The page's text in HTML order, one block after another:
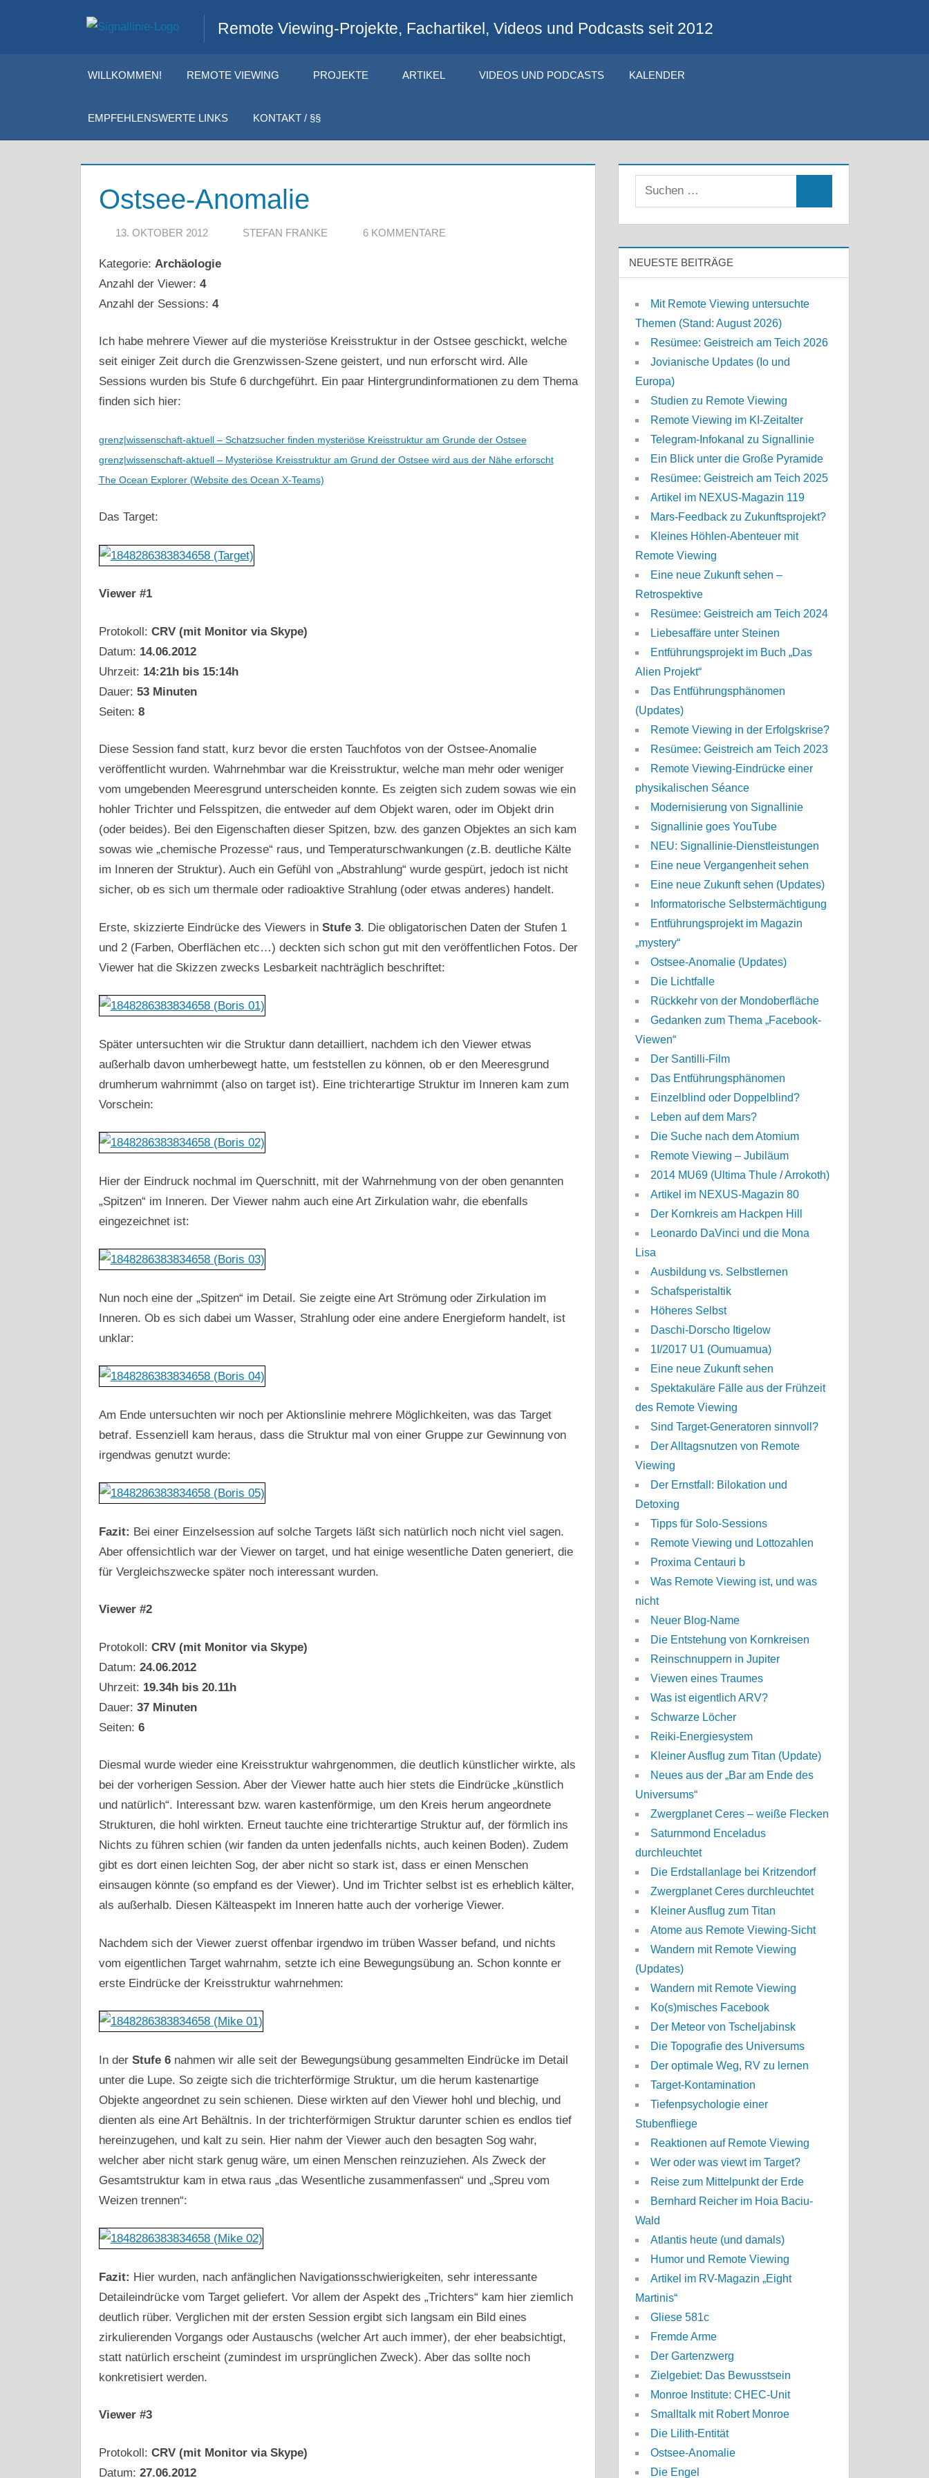
Remote Viewing-Projekte, Fachartikel, Videos und Podcasts seit 2012
WILLKOMMEN! REMOTE VIEWING PROJEKTE ARTIKEL VIDEOS UND PODCASTS KALENDER
EMPFEHLENSWERTE LINKS KONTAKT / §§
Ostsee-Anomalie
13. OKTOBER 2012 STEFAN FRANKE 6 KOMMENTARE
Kategorie: Archäologie
Anzahl der Viewer: 4
Anzahl der Sessions: 4
Ich habe mehrere Viewer auf die mysteriöse Kreisstruktur in der Ostsee geschickt, welche
seit einiger Zeit durch die Grenzwissen-Szene geistert, und nun erforscht wird. Alle
Sessions wurden bis Stufe 6 durchgeführt. Ein paar Hintergrundinformationen zu dem Thema
finden sich hier:
grenz|wissenschaft-aktuell – Schatzsucher finden mysteriöse Kreisstruktur am Grunde der Ostsee
grenz|wissenschaft-aktuell – Mysteriöse Kreisstruktur am Grund der Ostsee wird aus der Nähe erforscht
The Ocean Explorer (Website des Ocean X-Teams)
Das Target:
Viewer #1
Protokoll: CRV (mit Monitor via Skype)
Datum: 14.06.2012
Uhrzeit: 14:21h bis 15:14h
Dauer: 53 Minuten
Seiten: 8
Diese Session fand statt, kurz bevor die ersten Tauchfotos von der Ostsee-Anomalie
veröffentlicht wurden. Wahrnehmbar war die Kreisstruktur, welche man mehr oder weniger
vom umgebenden Meeresgrund unterscheiden konnte. Es zeigten sich zudem sowas wie ein
hohler Trichter und Felsspitzen, die entweder auf dem Objekt waren, oder im Objekt drin
(oder beides). Bei den Eigenschaften dieser Spitzen, bzw. des ganzen Objektes an sich kam
sowas wie „chemische Prozesse“ raus, und Temperaturschwankungen (z.B. deutliche Kälte
im Inneren der Struktur). Auch ein Gefühl von „Abstrahlung“ wurde gespürt, jedoch ist nicht
sicher, ob es sich um thermale oder radioaktive Strahlung (oder etwas anderes) handelt.
Erste, skizzierte Eindrücke des Viewers in Stufe 3. Die obligatorischen Daten der Stufen 1
und 2 (Farben, Oberflächen etc…) deckten sich schon gut mit den veröffentlichen Fotos. Der
Viewer hat die Skizzen zwecks Lesbarkeit nachträglich beschriftet:
Später untersuchten wir die Struktur dann detailliert, nachdem ich den Viewer etwas
außerhalb davon umherbewegt hatte, um feststellen zu können, ob er den Meeresgrund
drumherum wahrnimmt (also on target ist). Eine trichterartige Struktur im Inneren kam zum
Vorschein:
Hier der Eindruck nochmal im Querschnitt, mit der Wahrnehmung von der oben genannten
„Spitzen“ im Inneren. Der Viewer nahm auch eine Art Zirkulation wahr, die ebenfalls
eingezeichnet ist:
Nun noch eine der „Spitzen“ im Detail. Sie zeigte eine Art Strömung oder Zirkulation im
Inneren. Ob es sich dabei um Wasser, Strahlung oder eine andere Energieform handelt, ist
unklar:
Am Ende untersuchten wir noch per Aktionslinie mehrere Möglichkeiten, was das Target
betraf. Essenziell kam heraus, dass die Struktur mal von einer Gruppe zur Gewinnung von
irgendwas genutzt wurde:
Fazit: Bei einer Einzelsession auf solche Targets läßt sich natürlich noch nicht viel sagen.
Aber offensichtlich war der Viewer on target, und hat einige wesentliche Daten generiert, die
für Vergleichszwecke später noch interessant wurden.
Viewer #2
Protokoll: CRV (mit Monitor via Skype)
Datum: 24.06.2012
Uhrzeit: 19.34h bis 20.11h
Dauer: 37 Minuten
Seiten: 6
Diesmal wurde wieder eine Kreisstruktur wahrgenommen, die deutlich künstlicher wirkte, als
bei der vorherigen Session. Aber der Viewer hatte auch hier stets die Eindrücke „künstlich
und natürlich“. Interessant bzw. waren kastenförmige, um den Kreis herum angeordnete
Strukturen, die hohl wirkten. Erneut tauchte eine trichterartige Struktur auf, der förmlich ins
Nichts zu führen schien (wir fanden da unten jedenfalls nichts, auch keinen Boden). Zudem
gibt es dort einen leichten Sog, der aber nicht so stark ist, dass er einen Menschen
einsaugen könnte (so empfand es der Viewer). Und im Trichter selbst ist es erheblich kälter,
als außerhalb. Diesen Kälteaspekt im Inneren hatte auch der vorherige Viewer.
Nachdem sich der Viewer zuerst offenbar irgendwo im trüben Wasser befand, und nichts
vom eigentlichen Target wahrnahm, setzte ich eine Bewegungsübung an. Schon konnte er
erste Eindrücke der Kreisstruktur wahrnehmen:
In der Stufe 6nahmen wir alle seit der Bewegungsübung gesammelten Eindrücke im Detail
unter die Lupe. So zeigte sich die trichterförmige Struktur, um die herum kastenartige
Objekte angeordnet zu sein schienen. Diese wirkten auf den Viewer hohl und blechig, und
dienten als eine Art Behältnis. In der trichterförmigen Struktur darunter schien es endlos tief
hereinzugehen, und kalt zu sein. Hier nahm der Viewer auch den besagten Sog wahr,
welcher aber nicht stark genug wäre, um einen Menschen reinzuziehen. Als Zweck der
Gesamtstruktur kam in etwa raus „das Wesentliche zusammenfassen“ und „Spreu vom
Weizen trennen“:
Fazit: Hier wurden, nach anfänglichen Navigationsschwierigkeiten, sehr interessante
Detaileindrücke vom Target geliefert. Vor allem der Aspekt des „Trichters“ kam hier ziemlich
deutlich rüber. Verglichen mit der ersten Session ergibt sich langsam ein Bild eines
zirkulierenden Vorgangs oder Austauschs (welcher Art auch immer), der eher beabsichtigt,
statt natürlich erscheint (zumindest im ursprünglichen Zweck). Aber das sollte noch
konkretisiert werden.
Viewer #3
Protokoll: CRV (mit Monitor via Skype)
Datum: 27.06.2012
Suchen
NEUESTE BEITRÄGE
Mit Remote Viewing untersuchte
Themen (Stand: August 2026)
Resümee: Geistreich am Teich 2026
Jovianische Updates (Io und
Europa)
Studien zu Remote Viewing
Remote Viewing im KI-Zeitalter
Telegram-Infokanal zu Signallinie
Ein Blick unter die Große Pyramide
Resümee: Geistreich am Teich 2025
Artikel im NEXUS-Magazin 119
Mars-Feedback zu Zukunftsprojekt?
Kleines Höhlen-Abenteuer mit
Remote Viewing
Eine neue Zukunft sehen –
Retrospektive
Resümee: Geistreich am Teich 2024
Liebesaffäre unter Steinen
Entführungsprojekt im Buch „Das
Alien Projekt“
Das Entführungsphänomen
(Updates)
Remote Viewing in der Erfolgskrise?
Resümee: Geistreich am Teich 2023
Remote Viewing-Eindrücke einer
physikalischen Séance
Modernisierung von Signallinie
Signallinie goes YouTube
NEU: Signallinie-Dienstleistungen
Eine neue Vergangenheit sehen
Eine neue Zukunft sehen (Updates)
Informatorische Selbstermächtigung
Entführungsprojekt im Magazin
„mystery“
Ostsee-Anomalie (Updates)
Die Lichtfalle
Rückkehr von der Mondoberfläche
Gedanken zum Thema „Facebook-
Viewen“
Der Santilli-Film
Das Entführungsphänomen
Einzelblind oder Doppelblind?
Leben auf dem Mars?
Die Suche nach dem Atomium
Remote Viewing – Jubiläum
2014 MU69 (Ultima Thule / Arrokoth)
Artikel im NEXUS-Magazin 80
Der Kornkreis am Hackpen Hill
Leonardo DaVinci und die Mona
Lisa
Ausbildung vs. Selbstlernen
Schafsperistaltik
Höheres Selbst
Daschi-Dorscho Itigelow
1I/2017 U1 (Oumuamua)
Eine neue Zukunft sehen
Spektakuläre Fälle aus der Frühzeit
des Remote Viewing
Sind Target-Generatoren sinnvoll?
Der Alltagsnutzen von Remote
Viewing
Der Ernstfall: Bilokation und
Detoxing
Tipps für Solo-Sessions
Remote Viewing und Lottozahlen
Proxima Centauri b
Was Remote Viewing ist, und was
nicht
Neuer Blog-Name
Die Entstehung von Kornkreisen
Reinschnuppern in Jupiter
Viewen eines Traumes
Was ist eigentlich ARV?
Schwarze Löcher
Reiki-Energiesystem
Kleiner Ausflug zum Titan (Update)
Neues aus der „Bar am Ende des
Universums“
Zwergplanet Ceres – weiße Flecken
Saturnmond Enceladus
durchleuchtet
Die Erdstallanlage bei Kritzendorf
Zwergplanet Ceres durchleuchtet
Kleiner Ausflug zum Titan
Atome aus Remote Viewing-Sicht
Wandern mit Remote Viewing
(Updates)
Wandern mit Remote Viewing
Ko(s)misches Facebook
Der Meteor von Tscheljabinsk
Die Topografie des Universums
Der optimale Weg, RV zu lernen
Target-Kontamination
Tiefenpsychologie einer
Stubenfliege
Reaktionen auf Remote Viewing
Wer oder was viewt im Target?
Reise zum Mittelpunkt der Erde
Bernhard Reicher im Hoia Baciu-
Wald
Atlantis heute (und damals)
Humor und Remote Viewing
Artikel im RV-Magazin „Eight
Martinis“
Gliese 581c
Fremde Arme
Der Gartenzwerg
Zielgebiet: Das Bewusstsein
Monroe Institute: CHEC-Unit
Smalltalk mit Robert Monroe
Die Lilith-Entität
Ostsee-Anomalie
Die Engel